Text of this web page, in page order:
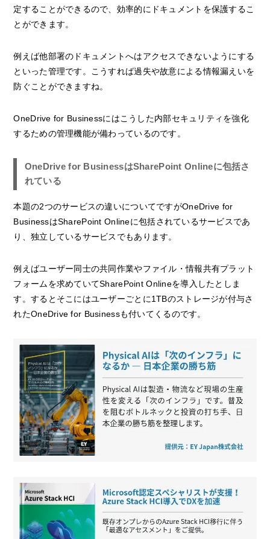
定することができるので、効率的にドキュメントを保護するこ
とができます。
例えば他部署のドキュメントへはアクセスできないようにする
といった管理です。こうすれば過失や故意による情報漏えいを
防ぐことができますね。
OneDrive for Businessにはこうした内部セキュリティを強化
するための管理機能が備わっているのです。
OneDrive for BusinessはSharePoint Onlineに包括さ
れている
本題の2つのサービスの違いについてですがOneDrive for
BusinessはSharePoint Onlineに包括されているサービスであ
り、独立しているサービスでもあります。
例えばユーザー同士の共同作業やファイル・情報共有プラット
フォームを求めていてSharePoint Onlineを導入したとしま
す。するとそこにはユーザーごとに1TBのストレージが付与さ
れたOneDrive for Businessも付いてくるのです。